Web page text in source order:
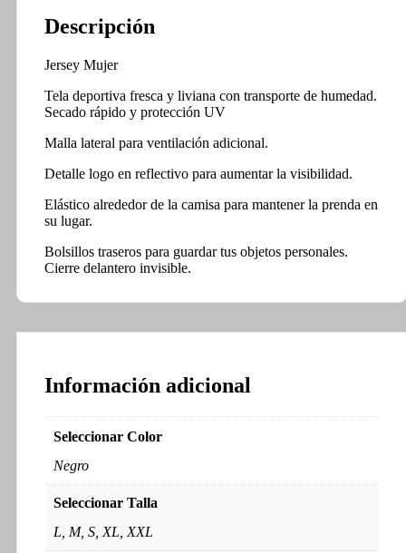
Descripción
Jersey Mujer
Tela deportiva fresca y liviana con transporte de humedad.
Secado rápido y protección UV
Malla lateral para ventilación adicional.
Detalle logo en reflectivo para aumentar la visibilidad.
Elástico alrededor de la camisa para mantener la prenda en
su lugar.
Bolsillos traseros para guardar tus objetos personales.
Cierre delantero invisible.
Información adicional
Seleccionar Color
Negro
Seleccionar Talla
L, M, S, XL, XXL